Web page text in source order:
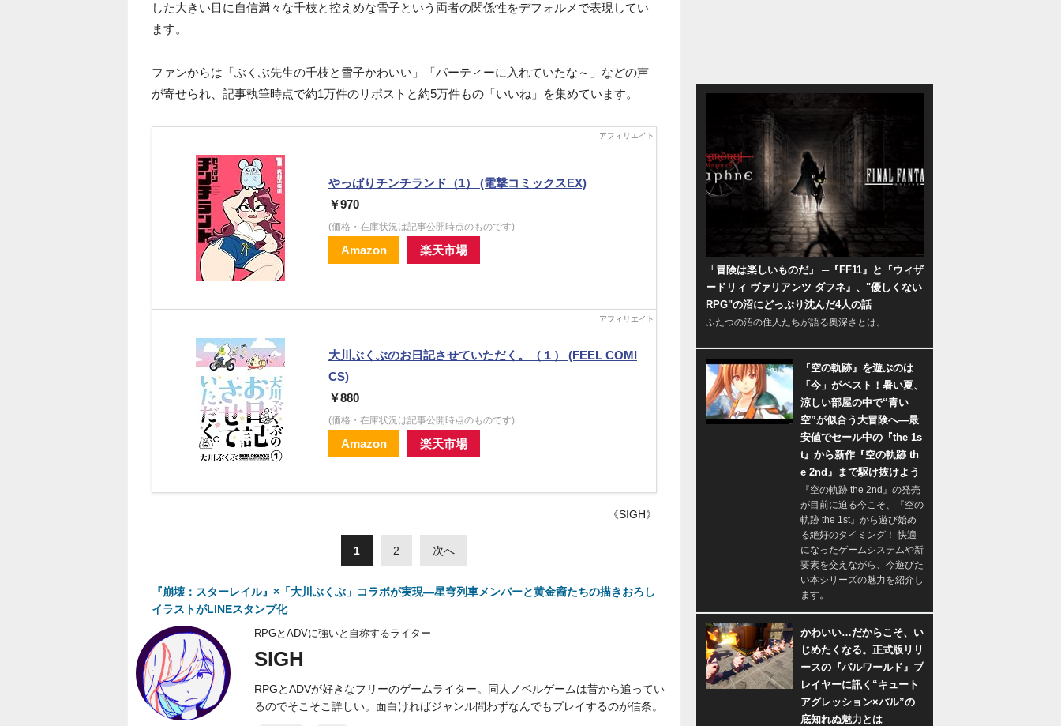
した大きい目に自信満々な千枝と控えめな雪子という両者の関係性をデフォルメで表現してい
ます。
ファンからは「ぶくぶ先生の千枝と雪子かわいい」「パーティーに入れていたな～」などの声
が寄せられ、記事執筆時点で約1万件のリポストと約5万件もの「いいね」を集めています。
やっぱりチンチランド（1） (電撃コミックスEX)
￥970
(価格・在庫状況は記事公開時点のものです)
Amazon 楽天市場
大川ぶくぶのお日記させていただく。（１） (FEEL COMI
CS)
￥880
(価格・在庫状況は記事公開時点のものです)
Amazon 楽天市場
《SIGH》
1 2 次へ
『崩壊：スターレイル』×「大川ぶくぶ」コラボが実現―星穹列車メンバーと黄金裔たちの描きおろし
イラストがLINEスタンプ化
RPGとADVに強いと自称するライター
SIGH
RPGとADVが好きなフリーのゲームライター。同人ノベルゲームは昔から追ってい
るのでそこそこ詳しい。面白ければジャンル問わずなんでもプレイするのが信条。
「冒険は楽しいものだ」 ─『FF11』と『ウィザ
ードリィ ヴァリアンツ ダフネ』、"優しくない
RPG"の沼にどっぷり沈んだ4人の話
ふたつの沼の住人たちが語る奥深さとは。
『空の軌跡』を遊ぶのは
「今」がベスト！暑い夏、
涼しい部屋の中で“青い
空”が似合う大冒険へ―最
安値でセール中の『the 1s
t』から新作『空の軌跡 th
e 2nd』まで駆け抜けよう
『空の軌跡 the 2nd』の発売
が目前に迫る今こそ、『空の
軌跡 the 1st』から遊び始め
る絶好のタイミング！ 快適
になったゲームシステムや新
要素を交えながら、今遊びた
い本シリーズの魅力を紹介し
ます。
かわいい…だからこそ、い
じめたくなる。正式版リリ
ースの『パルワールド』プ
レイヤーに訊く“キュート
アグレッション×パル”の
底知れぬ魅力とは